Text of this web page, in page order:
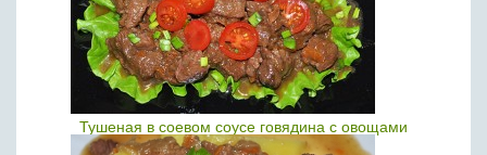
Тушеная в соевом соусе говядина с овощами